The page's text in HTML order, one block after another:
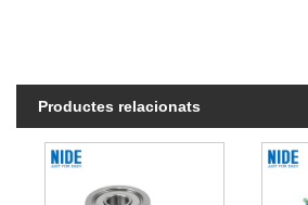
Productes relacionats